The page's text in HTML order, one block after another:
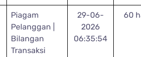
Piagam
Pelanggan |
Bilangan
Transaksi
29-06-
2026
06:35:54
60